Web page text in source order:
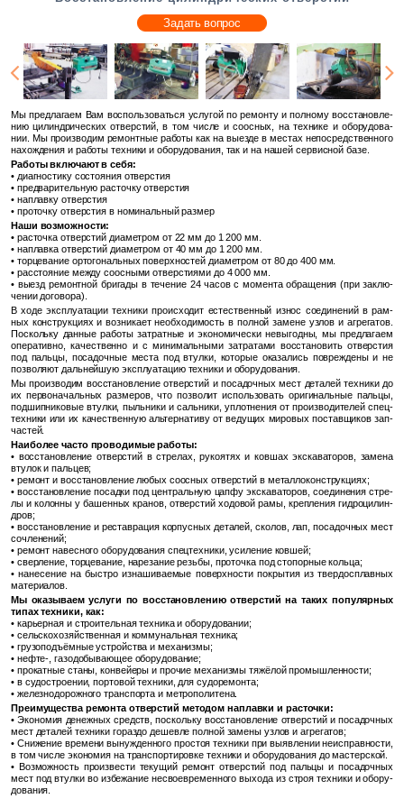
Задать вопрос
Мы пред­ла­га­ем Вам вос­поль­зо­вать­ся услу­гой по ре­мон­ту и пол­но­му вос­ста­нов­ле­
нию ци­лин­дри­че­ских от­вер­стий, в том числе и со­ос­ных, на тех­ни­ке и обо­ру­до­ва­
нии. Мы про­из­во­дим ре­монт­ные ра­бо­ты как на вы­ез­де в ме­стах непо­сред­ствен­но­го
на­хож­де­ния и ра­бо­ты тех­ни­ки и обо­ру­до­ва­ния, так и на нашей сер­вис­ной базе.
Ра­бо­ты вклю­ча­ют в себя:
• ди­а­гно­сти­ку со­сто­я­ния от­вер­стия
• пред­ва­ри­тель­ную рас­точ­ку от­вер­стия
• на­плав­ку от­вер­стия
• про­точ­ку от­вер­стия в но­ми­наль­ный раз­мер
Наши воз­мож­но­сти:
• рас­точ­ка от­вер­стий диа­мет­ром от 22 мм до 1 200 мм.
• на­плав­ка от­вер­стий диа­мет­ром от 40 мм до 1 200 мм.
• тор­це­ва­ние ор­то­го­наль­ных по­верх­но­стей диа­мет­ром от 80 до 400 мм.
• рас­сто­я­ние между со­ос­ны­ми от­вер­сти­я­ми до 4 000 мм.
• выезд ре­монт­ной бри­га­ды в те­че­ние 24 часов с мо­мен­та об­ра­ще­ния (при за­клю­
че­нии до­го­во­ра).
В ходе экс­плу­а­та­ции тех­ни­ки про­ис­хо­дит есте­ствен­ный износ со­еди­не­ний в рам­
ных кон­струк­ци­ях и воз­ни­ка­ет необ­хо­ди­мость в пол­ной за­мене узлов и аг­ре­га­тов.
По­сколь­ку дан­ные ра­бо­ты за­трат­ные и эко­но­ми­че­ски невы­год­ны, мы пред­ла­га­ем
опе­ра­тив­но, ка­че­ствен­но и с ми­ни­маль­ны­ми за­тра­та­ми вос­ста­но­вить от­вер­стия
под паль­цы, по­са­доч­ные места под втул­ки, ко­то­рые ока­за­лись по­вре­жде­ны и не
поз­во­ля­ют даль­ней­шую экс­плу­а­та­цию тех­ни­ки и обо­ру­до­ва­ния.
Мы про­из­во­дим вос­ста­нов­ле­ние от­вер­стий и по­са­доч­ных мест де­та­лей тех­ни­ки до
их пер­во­на­чаль­ных раз­ме­ров, что поз­во­лит ис­поль­зо­вать ори­ги­наль­ные паль­цы,
под­шип­ни­ко­вые втул­ки, пыль­ни­ки и саль­ни­ки, уплот­не­ния от про­из­во­ди­те­лей спец­
тех­ни­ки или их ка­че­ствен­ную аль­тер­на­ти­ву от ве­ду­щих ми­ро­вых по­став­щи­ков зап­
ча­стей.
Наи­бо­лее часто про­во­ди­мые ра­бо­ты:
• вос­ста­нов­ле­ние от­вер­стий в стре­лах, ру­ко­я­тях и ков­шах экс­ка­ва­то­ров, за­ме­на
вту­лок и паль­цев;
• ре­монт и вос­ста­нов­ле­ние любых со­ос­ных от­вер­стий в ме­тал­ло­кон­струк­ци­ях;
• вос­ста­нов­ле­ние по­сад­ки под цен­траль­ную цапфу экс­ка­ва­то­ров, со­еди­не­ния стре­
лы и ко­лон­ны у ба­шен­ных кра­нов, от­вер­стий хо­до­вой рамы, креп­ле­ния гид­ро­ци­лин­
дров;
• вос­ста­нов­ле­ние и ре­став­ра­ция кор­пус­ных де­та­лей, ско­лов, лап, по­са­доч­ных мест
со­чле­не­ний;
• ре­монт на­вес­но­го обо­ру­до­ва­ния спец­тех­ни­ки, уси­ле­ние ков­шей;
• свер­ле­ние, тор­це­ва­ние, на­ре­за­ние резь­бы, про­точ­ка под сто­пор­ные коль­ца;
• на­не­се­ние на быст­ро из­на­ши­ва­е­мые по­верх­но­сти по­кры­тия из твер­до­сплав­ных
ма­те­ри­а­лов.
Мы ока­зы­ва­ем услу­ги по вос­ста­нов­ле­нию от­вер­стий на таких по­пу­ляр­ных
типах тех­ни­ки, как:
• ка­рьер­ная и стро­и­тель­ная тех­ни­ка и обо­ру­до­ва­нии;
• сель­ско­хо­зяй­ствен­ная и ком­му­наль­ная тех­ни­ка;
• гру­зо­подъ­ём­ные устрой­ства и ме­ха­низ­мы;
• нефте-, га­зо­до­бы­ва­ю­щее обо­ру­до­ва­ние;
• про­кат­ные станы, кон­вей­е­ры и про­чие ме­ха­низ­мы тя­жё­лой про­мыш­лен­но­сти;
• в су­до­стро­е­нии, пор­то­вой тех­ни­ки, для су­до­ре­мон­та;
• же­лез­но­до­рож­но­го транс­пор­та и мет­ро­по­ли­те­на.
Пре­иму­ще­ства ре­мон­та от­вер­стий ме­то­дом на­плав­ки и рас­точ­ки:
• Эко­но­мия де­неж­ных средств, по­сколь­ку вос­ста­нов­ле­ние от­вер­стий и по­са­доч­ных
мест де­та­лей тех­ни­ки го­раз­до де­шев­ле пол­ной за­ме­ны узлов и аг­ре­га­тов;
• Сни­же­ние вре­ме­ни вы­нуж­ден­но­го про­стоя тех­ни­ки при вы­яв­ле­нии неис­прав­но­сти,
в том числе эко­но­мия на транс­пор­ти­ров­ке тех­ни­ки и обо­ру­до­ва­ния до ма­стер­ской.
• Воз­мож­ность про­из­ве­сти те­ку­щий ре­монт от­вер­стий под паль­цы и по­са­доч­ных
мест под втул­ки во из­бе­жа­ние несвое­вре­мен­но­го вы­хо­да из строя тех­ни­ки и обо­ру­
до­ва­ния.